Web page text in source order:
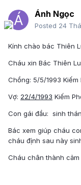
Ánh Ngọc
Posted 24
Kính chào bác Thiên
Cháu xin Bác Thiên
Chồng: 5/5/1993 Kiếm
Vợ: 22/4/1993 Kiếm
Con gái đầu: sinh
Bác xem giúp cháu
cháu định sau này
Cháu chân thành